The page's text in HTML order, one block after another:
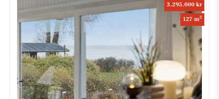
3.295.000 kr
127 m2